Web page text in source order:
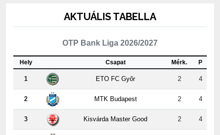
AKTUÁLIS TABELLA
OTP Bank Liga 2026/2027
Hely Csapat Mérk. P
1 ETO FC Győr 2 4
2 MTK Budapest 2 4
3 Kisvárda Master Good 2 4